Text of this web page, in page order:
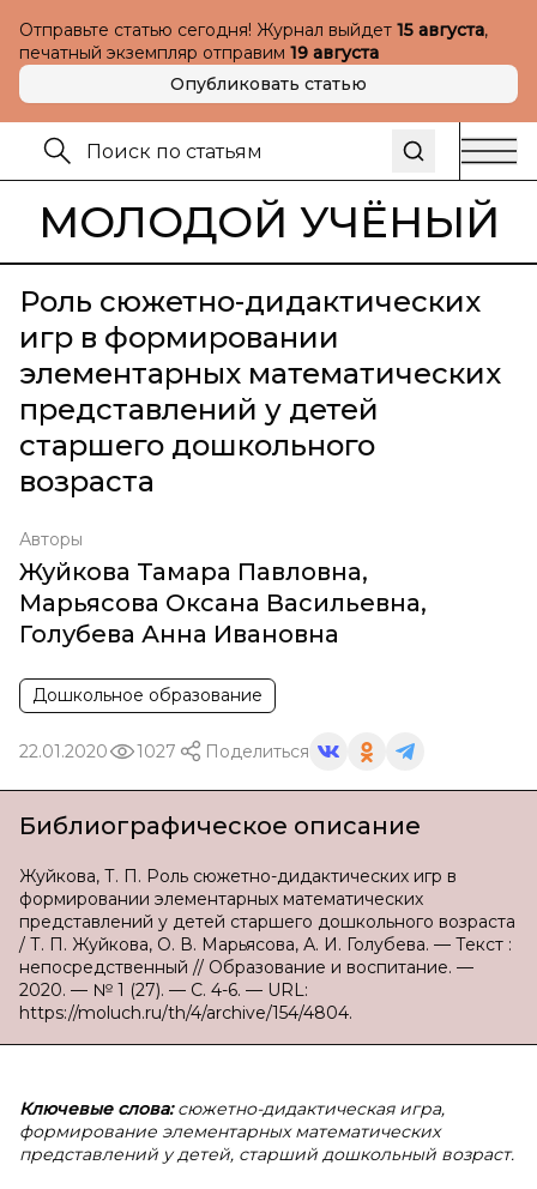
Отправьте статью сегодня! Журнал выйдет 15 августа,
печатный экземпляр отправим 19 августа
Опубликовать статью
МОЛОДОЙ УЧЁНЫЙ
Роль сюжетно-дидактических
игр в формировании
элементарных математических
представлений у детей
старшего дошкольного
возраста
Авторы
Жуйкова Тамара Павловна,
Марьясова Оксана Васильевна,
Голубева Анна Ивановна
Дошкольное образование
22.01.2020 1027 Поделиться
Библиографическое описание
Жуйкова, Т. П. Роль сюжетно-дидактических игр в
формировании элементарных математических
представлений у детей старшего дошкольного возраста
/ Т. П. Жуйкова, О. В. Марьясова, А. И. Голубева. — Текст :
непосредственный // Образование и воспитание. —
2020. — № 1 (27). — С. 4-6. — URL:
https://moluch.ru/th/4/archive/154/4804.
Ключевые слова: сюжетно-дидактическая игра,
формирование элементарных математических
представлений у детей, старший дошкольный возраст.